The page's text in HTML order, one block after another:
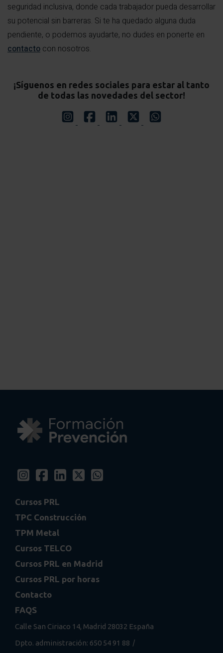
seguridad inclusiva, donde cada trabajador pueda desarrollar
su potencial sin barreras. Si te ha quedado alguna duda
pendiente, o podemos ayudarte, no dudes en ponerte en
contacto con nosotros.
¡Síguenos en redes sociales para estar al tanto
de todas las novedades del sector!
Cursos PRL
TPC Construcción
TPM Metal
Cursos TELCO
Cursos PRL en Madrid
Cursos PRL por horas
Contacto
FAQS
Calle San Ciriaco 14, Madrid 28032 España
Dpto. administración: 650 54 91 88 /